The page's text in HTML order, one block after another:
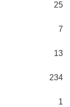
25
7
13
234
1